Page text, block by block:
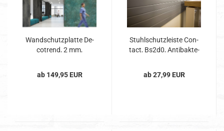
Wand­schutz­plat­te De­
co­t­rend, 2 mm,
ab 149,95 EUR
Stuhl­schutz­leis­te Con­
tact, Bs2d0, An­ti­bak­te­
ab 27,99 EUR